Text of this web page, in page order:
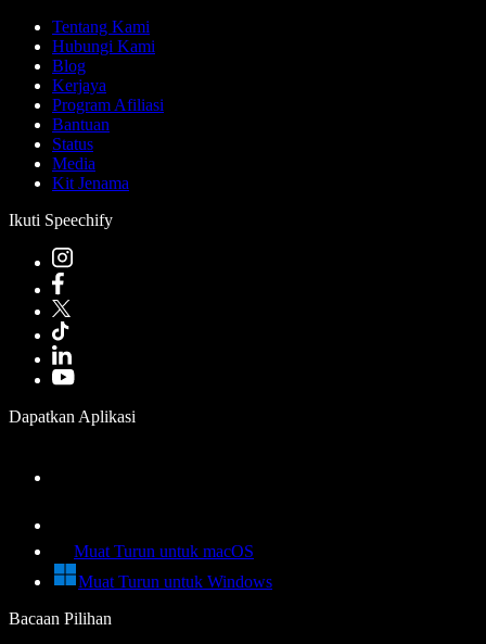
Tentang Kami
Hubungi Kami
Blog
Kerjaya
Program Afiliasi
Bantuan
Status
Media
Kit Jenama
Ikuti Speechify
Dapatkan Aplikasi
Muat Turun untuk macOS
Muat Turun untuk Windows
Bacaan Pilihan